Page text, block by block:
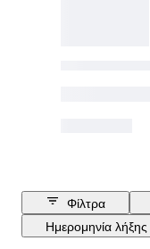
Φίλτρα
Ημερομηνία λήξης